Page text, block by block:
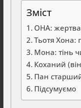
Зміст
ОНА:
Тьотя Хона:
Мона: тінь
Коханий
Пан
Підсумуємо